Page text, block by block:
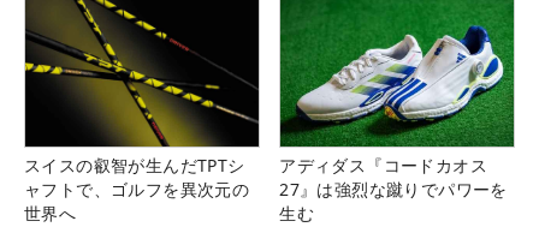
スイスの叡智が生んだTPTシ
ャフトで、ゴルフを異次元の
世界へ
アディダス『コードカオス
27』は強烈な蹴りでパワーを
生む